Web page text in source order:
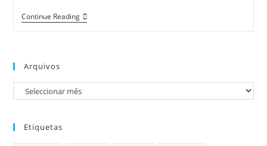
Continue ReadingDesporto
Escolar
Arquivos
Arquivos
Etiquetas